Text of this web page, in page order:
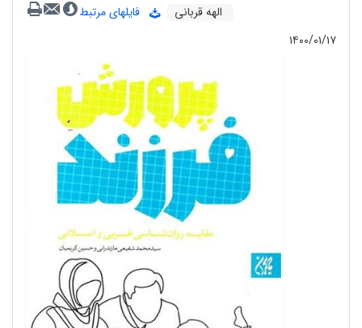
الهه قربانی
فایلهای مرتبط
۱۴۰۰/۰۱/۱۷